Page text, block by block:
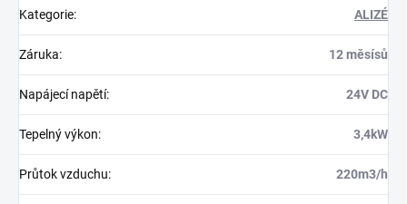
Kategorie: ALIZÉ
Záruka: 12 měsísů
Napájecí napětí: 24V DC
Tepelný výkon: 3,4kW
Průtok vzduchu: 220m3/h